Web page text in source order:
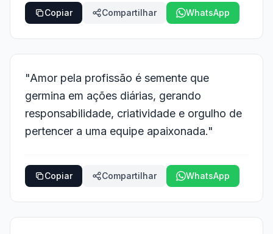
Copiar Compartilhar WhatsApp
"Amor pela profissão é semente que
germina em ações diárias, gerando
responsabilidade, criatividade e orgulho de
pertencer a uma equipe apaixonada."
Copiar Compartilhar WhatsApp